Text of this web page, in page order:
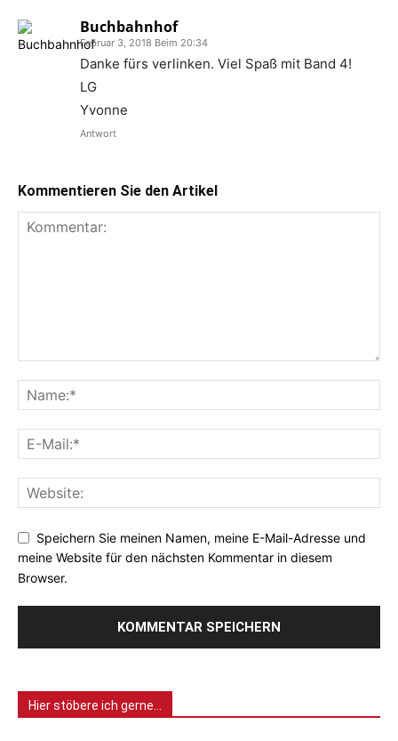
Buchbahnhof
Februar 3, 2018 Beim 20:34
Danke fürs verlinken. Viel Spaß mit Band 4!
LG
Yvonne
Antwort
Kommentieren Sie den Artikel
Speichern Sie meinen Namen, meine E-Mail-Adresse und
meine Website für den nächsten Kommentar in diesem
Browser.
Hier stöbere ich gerne…